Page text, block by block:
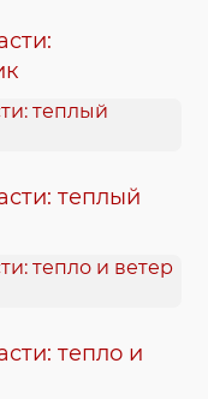
теплый
тепло и